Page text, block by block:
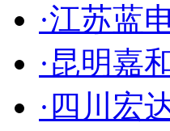
·江苏蓝
·昆明嘉
·四川宏